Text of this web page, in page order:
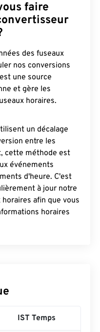
faire
des fuseaux
nos conversions
une source
et gère les
horaires.
un décalage
entre les
cette méthode est
événements
d'heure. C'est
à jour notre
afin que vous
horaires
IST Temps